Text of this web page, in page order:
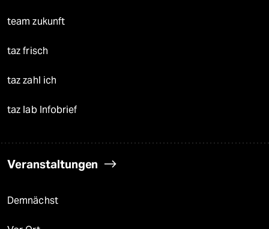
team zukunft
taz frisch
taz zahl ich
taz lab Infobrief
Veranstaltungen
Demnächst